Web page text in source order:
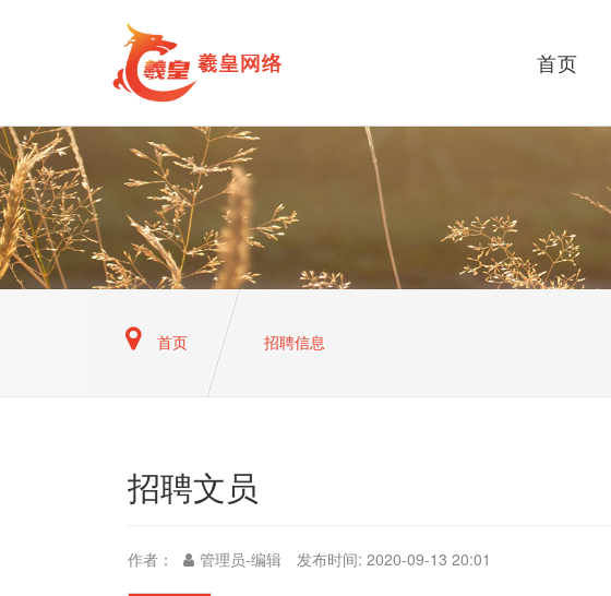
首页
首页 招聘信息
招聘文员
作者： 管理员-编辑 发布时间: 2020-09-13 20:01